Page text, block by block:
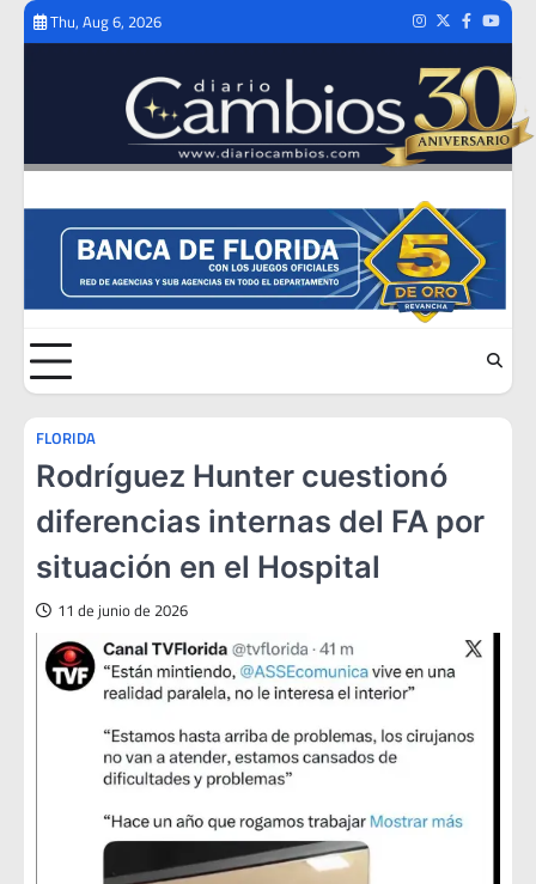
Skip
Thu, Aug 6, 2026 Instagram
TwitterFacebook
FLORIDA
Rodríguez Hunter cuestionó
diferencias internas del FA por
situación en el Hospital
11 de junio de 2026